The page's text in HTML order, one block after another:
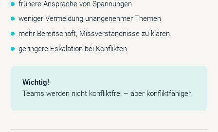
frühere Ansprache von Spannungen
weniger Vermeidung unangenehmer Themen
mehr Bereitschaft, Missverständnisse zu klären
geringere Eskalation bei Konflikten
Wichtig!
Teams werden nicht konfliktfrei – aber konfliktfähiger.